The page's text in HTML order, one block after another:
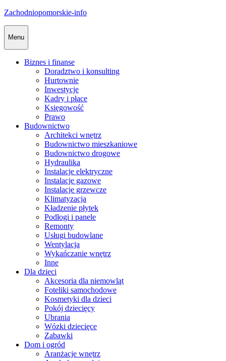
Skip
Zachodniopomorskie-info
Menu
Biznes i finanse
Doradztwo i konsulting
Hurtownie
Inwestycje
Kadry i płace
Księgowość
Prawo
Budownictwo
Architekci wnętrz
Budownictwo mieszkaniowe
Budownictwo drogowe
Hydraulika
Instalacje elektryczne
Instalacje gazowe
Instalacje grzewcze
Klimatyzacja
Kładzenie płytek
Podłogi i panele
Remonty
Usługi budowlane
Wentylacja
Wykańczanie wnętrz
Inne
Dla dzieci
Akcesoria dla niemowląt
Foteliki samochodowe
Kosmetyki dla dzieci
Pokój dziecięcy
Ubrania
Wózki dziecięce
Zabawki
Dom i ogród
Aranżacje wnętrz